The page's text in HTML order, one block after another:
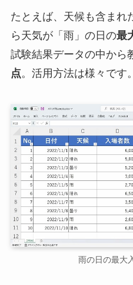
たとえば、天候も含まれ
ら天気が「雨」の日の最
試験結果データの中から
点。活用方法は様々です。
雨の日の最大